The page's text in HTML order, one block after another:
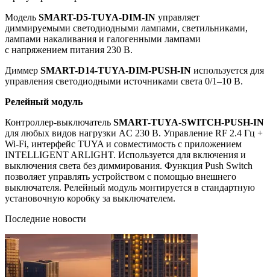
Модель SMART-D5-TUYA-DIM-IN управляет
диммируемыми светодиодными лампами, светильниками,
лампами накаливания и галогенными лампами
с напряжением питания 230 В.
Диммер SMART-D14-TUYA-DIM-PUSH-IN используется для
управления светодиодными источниками света 0/1–10 В.
Релейный модуль
Контроллер-выключатель SMART-TUYA-SWITCH-PUSH-IN
для любых видов нагрузки AC 230 В. Управление RF 2.4 Гц +
Wi-Fi, интерфейс TUYA и совместимость с приложением
INTELLIGENT ARLIGHT. Используется для включения и
выключения света без диммирования. Функция Push Switch
позволяет управлять устройством с помощью внешнего
выключателя. Релейный модуль монтируется в стандартную
установочную коробку за выключателем.
Последние новости